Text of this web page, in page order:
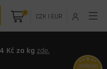
0 CZK| EUR
Kč za kg zde.